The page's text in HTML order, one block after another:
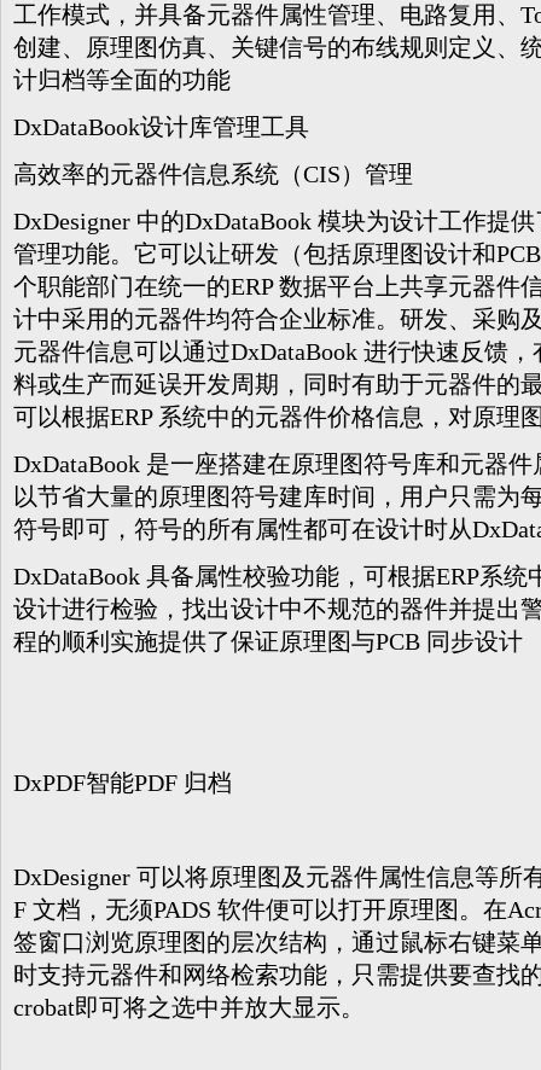
工作模式，并具备元器件属性管理、电路复用、
创建、原理图仿真、关键信号的布线规则 定义、
计归档等全面的功能
DxDataBook设计库管理工具
高效率的元器件信息系统（CIS）管理
DxDesigner 中的DxDataBook 模块为设计工作提
管理功能。它可以让研发（包括原理图设计和
个职能部门在统一的ERP 数据平台上共享元器件
计中采用的元器件均符合企业标准。研发、采购
元器件信息可以通过DxDataBook 进行快速反馈
料或生产而延误开发周期，同时有助于元器件的
可以根据ERP 系统中的元器件价格信息，对原理
DxDataBook 是一座搭建在原理图符号库和元器
以节省大量的原理图符号建库时间，用户只需为
符号即可，符号的所有属性都可在设计时从
DxDataBook 具备属性校验功能，可根据ERP系
设计进行检验，找出设计中不规范的器件并提出
程的顺利实施提供了保证原理图与PCB 同步设计
DxPDF智能PDF 归档
DxDesigner 可以将原理图及元器件属性信息等所
F 文档，无须PADS 软件便可以打开原理图。在
签窗口浏览原理图的层次结构，通过鼠标右键菜
时支持元器件和网络检索功能，只需提供要查找
crobat即可将之选中并放大显示。